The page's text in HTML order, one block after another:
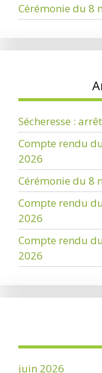
Cérémonie du 8
Sécheresse :
Compte rendu
2026
Cérémonie du 8
Compte rendu
2026
Compte rendu
2026
juin 2026